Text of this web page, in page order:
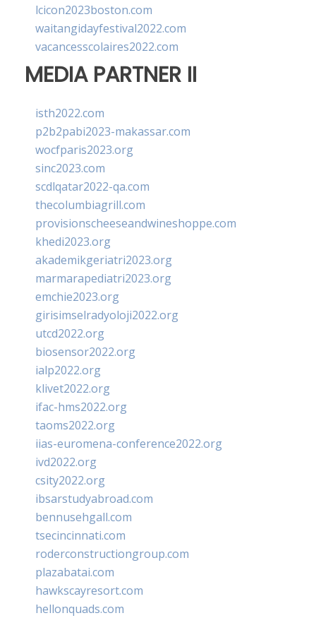
lcicon2023boston.com
waitangidayfestival2022.com
vacancesscolaires2022.com
MEDIA PARTNER II
isth2022.com
p2b2pabi2023-makassar.com
wocfparis2023.org
sinc2023.com
scdlqatar2022-qa.com
thecolumbiagrill.com
provisionscheeseandwineshoppe.com
khedi2023.org
akademikgeriatri2023.org
marmarapediatri2023.org
emchie2023.org
girisimselradyoloji2022.org
utcd2022.org
biosensor2022.org
ialp2022.org
klivet2022.org
ifac-hms2022.org
taoms2022.org
iias-euromena-conference2022.org
ivd2022.org
csity2022.org
ibsarstudyabroad.com
bennusehgall.com
tsecincinnati.com
roderconstructiongroup.com
plazabatai.com
hawkscayresort.com
hellonquads.com